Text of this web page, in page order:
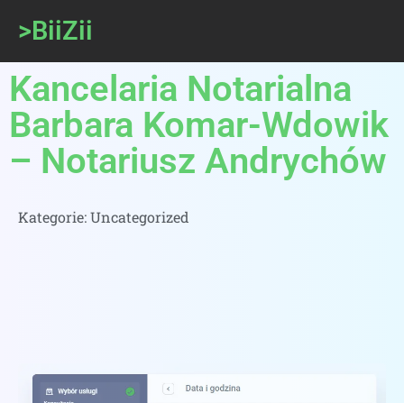
>BiiZii
Kancelaria Notarialna
Barbara Komar-Wdowik
– Notariusz Andrychów
Kategorie:Uncategorized